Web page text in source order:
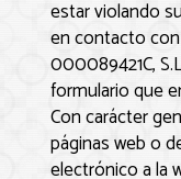
estar violando
en contacto con
000089421C,
formulario que
Con carácter
páginas web o
electrónico a la